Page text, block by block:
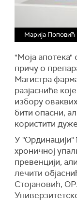
Марија Поповић
"Моја апотека"
причу о
Магистра
разјасниће
избору
бити опасни,
користити
У
хроничној
превенцији,
лечити
Стојановић,